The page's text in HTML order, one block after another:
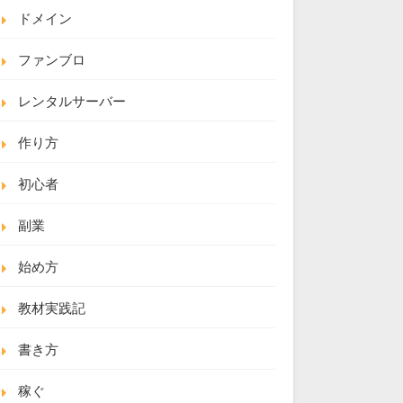
ドメイン
ファンブロ
レンタルサーバー
作り方
初心者
副業
始め方
教材実践記
書き方
稼ぐ